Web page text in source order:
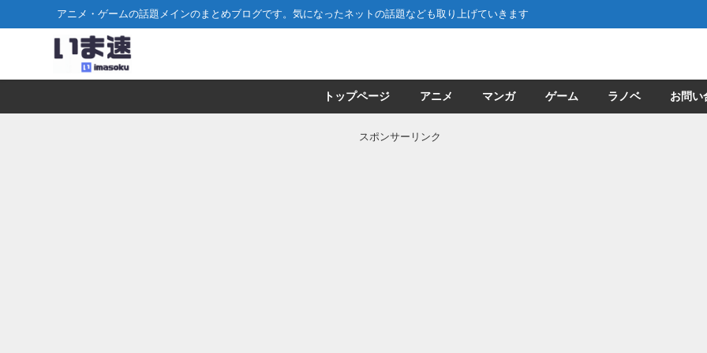
アニメ・ゲームの話題メインのまとめブログです。気になったネットの話題なども取り上げていきます
トップページ アニメ マンガ ゲーム ラノベ お問い
スポンサーリンク